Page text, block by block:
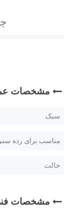
مشخصات
سبک
مناسب برای رده
حالت
مشخصات